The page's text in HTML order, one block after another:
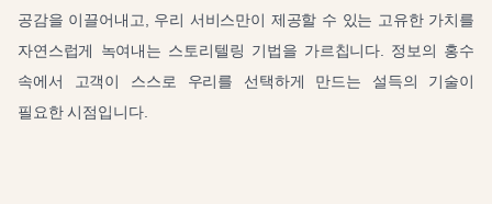
공감을 이끌어내고, 우리 서비스만이 제공할 수 있는 고유한 가치를
자연스럽게 녹여내는 스토리텔링 기법을 가르칩니다. 정보의 홍수
속에서 고객이 스스로 우리를 선택하게 만드는 설득의 기술이
필요한 시점입니다.